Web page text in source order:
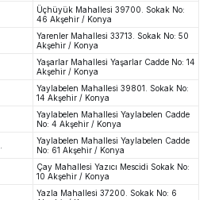
Üçhüyük Mahallesi 39700. Sokak No:
46 Akşehir / Konya
Yarenler Mahallesi 33713. Sokak No: 50
Akşehir / Konya
Yaşarlar Mahallesi Yaşarlar Cadde No: 14
Akşehir / Konya
Yaylabelen Mahallesi 39801. Sokak No:
14 Akşehir / Konya
Yaylabelen Mahallesi Yaylabelen Cadde
No: 4 Akşehir / Konya
Yaylabelen Mahallesi Yaylabelen Cadde
No: 61 Akşehir / Konya
Çay Mahallesi Yazıcı Mescidi Sokak No:
10 Akşehir / Konya
Yazla Mahallesi 37200. Sokak No: 6